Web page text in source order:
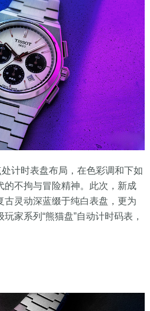
时表盘布局，在色彩调和下如
的不拘与冒险精神。此次，新成
古灵动深蓝缀于纯白表盘，更为
家系列“熊猫盘”自动计时码表，